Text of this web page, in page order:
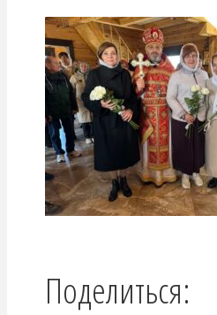
Поделиться: